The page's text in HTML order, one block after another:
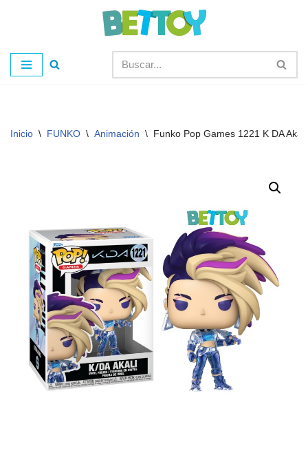
al
contenido
Inicio \ FUNKO \ Animación \ Funko Pop Games 1221 K DA Akali